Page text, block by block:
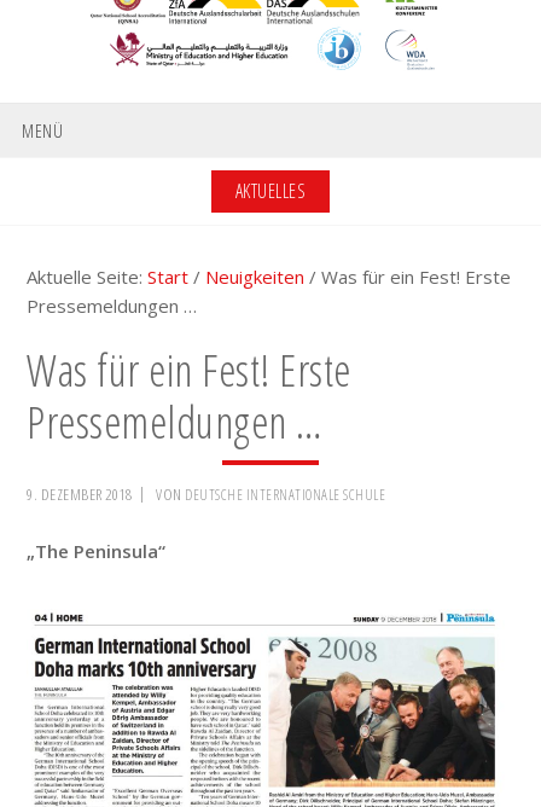
MENÜ
AKTUELLES
Aktuelle Seite:Start / Neuigkeiten / Was für ein Fest! Erste
Pressemeldungen …
Was für ein Fest! Erste
Pressemeldungen …
9. DEZEMBER 2018 VON DEUTSCHE INTERNATIONALE SCHULE
„The Peninsula“